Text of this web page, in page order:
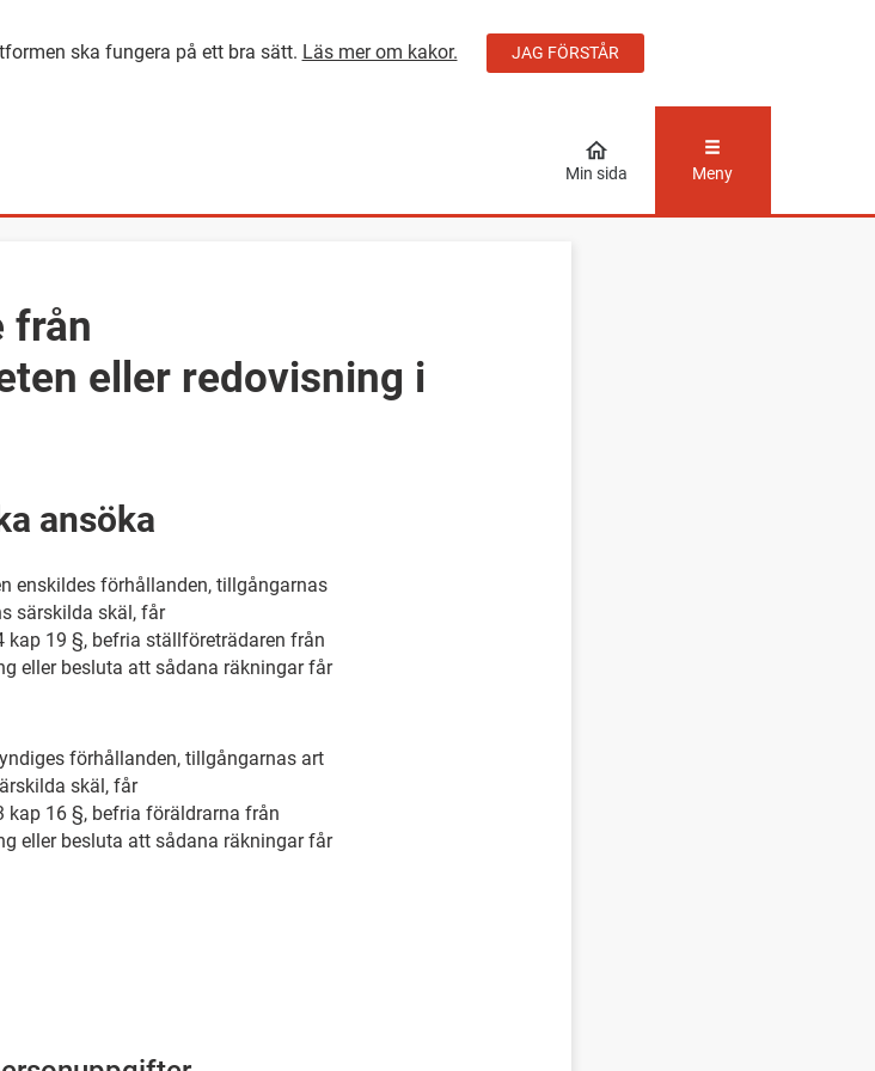
ska fungera på ett bra sätt. Läs mer om kakor. JAG FÖRSTÅR
Min sida Meny
från
eller redovisning i
ansöka
enskildes förhållanden, tillgångarnas
särskilda skäl, får
19 §, befria ställföreträdaren från
eller besluta att sådana räkningar får
förhållanden, tillgångarnas art
skäl, får
16 §, befria föräldrarna från
eller besluta att sådana räkningar får